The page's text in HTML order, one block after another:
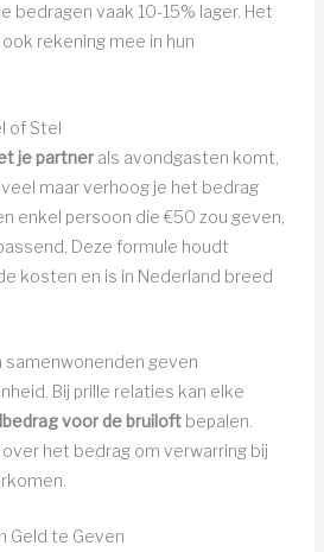
bedragen vaak 10-15% lager. Het
rekening mee in hun
of Stel
je partnerals avondgasten komt,
maar verhoog je het bedrag
enkel persoon die €50 zou geven,
Deze formule houdt
kosten en is in Nederland breed
geven
Bij prille relaties kan elke
voor de bruiloftbepalen.
het bedrag om verwarring bij
Geld te Geven